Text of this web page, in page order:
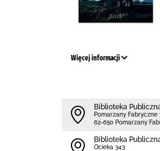
Więcej informacji
Biblioteka
Pomarzany Fabryczne
62-650 Pomarzany
Biblioteka
Ocieka 343